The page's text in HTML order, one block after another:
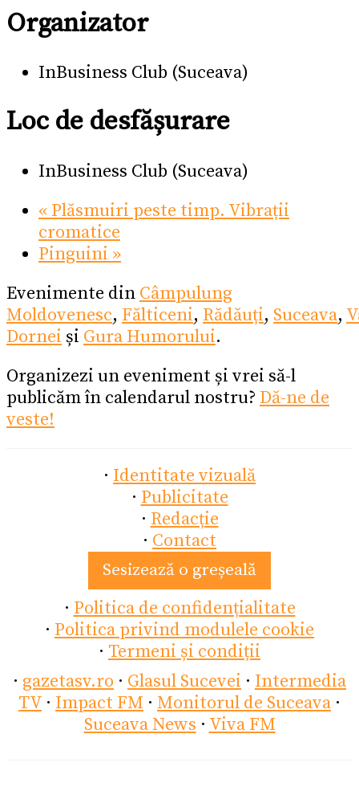
Organizator
InBusiness Club (Suceava)
Loc de desfășurare
InBusiness Club (Suceava)
« Plăsmuiri peste timp. Vibrații
cromatice
Pinguini »
Evenimente din Câmpulung
Moldovenesc, Fălticeni, Rădăuți, Suceava,
Dornei și Gura Humorului.
Organizezi un eveniment și vrei să-l
publicăm în calendarul nostru? Dă-ne de
veste!
· Identitate vizuală
· Publicitate
· Redacție
· Contact
Sesizează o greșeală
· Politica de confidențialitate
· Politica privind modulele cookie
· Termeni și condiții
· gazetasv.ro · Glasul Sucevei · Intermedia
TV · Impact FM · Monitorul de Suceava ·
Suceava News · Viva FM